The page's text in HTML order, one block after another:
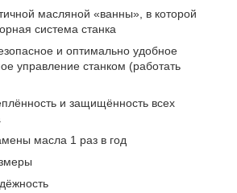
масляной «ванны», в которой
система станка
и оптимально удобное
управление станком (работать
и защищённость всех
масла 1 раз в год